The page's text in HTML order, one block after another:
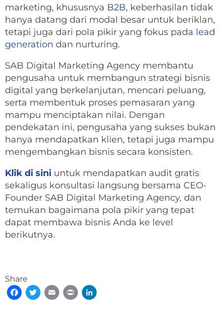
marketing, khususnya B2B, keberhasilan tidak
hanya datang dari modal besar untuk beriklan,
tetapi juga dari pola pikir yang fokus pada lead
generation dan nurturing.
SAB Digital Marketing Agency membantu
pengusaha untuk membangun strategi bisnis
digital yang berkelanjutan, mencari peluang,
serta membentuk proses pemasaran yang
mampu menciptakan nilai. Dengan
pendekatan ini, pengusaha yang sukses bukan
hanya mendapatkan klien, tetapi juga mampu
mengembangkan bisnis secara konsisten.
Klik di sini untuk mendapatkan audit gratis
sekaligus konsultasi langsung bersama CEO-
Founder SAB Digital Marketing Agency, dan
temukan bagaimana pola pikir yang tepat
dapat membawa bisnis Anda ke level
berikutnya.
Share
Facebook
TwitterEmail Print